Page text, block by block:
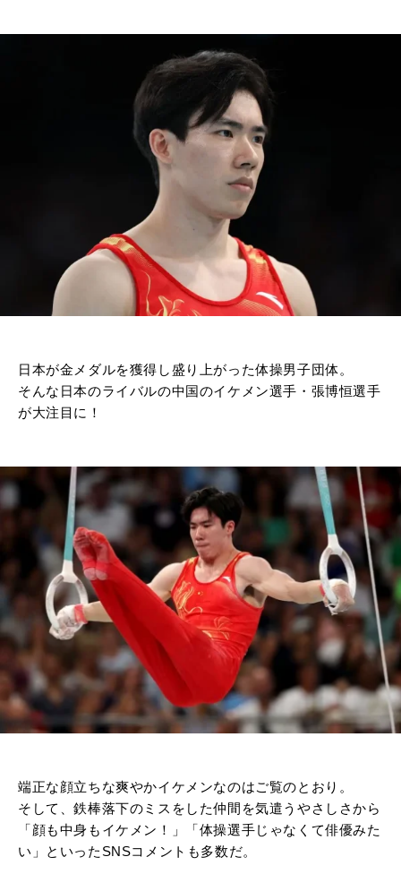
日本が金メダルを獲得し盛り上がった体操男子団体。
そんな日本のライバルの中国のイケメン選手・張博恒選手
が大注目に！
端正な顔立ちな爽やかイケメンなのはご覧のとおり。
そして、鉄棒落下のミスをした仲間を気遣うやさしさから
「顔も中身もイケメン！」「体操選手じゃなくて俳優みた
い」といったSNSコメントも多数だ。